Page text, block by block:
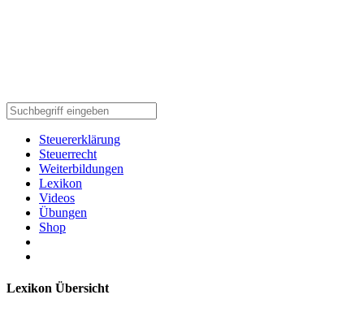
Steuererklärung
Steuerrecht
Weiterbildungen
Lexikon
Videos
Übungen
Shop
Lexikon Übersicht